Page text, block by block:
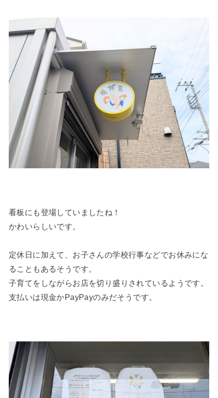
看板にも登場していましたね！
かわいらしいです。
定休日に加えて、お子さんの学校行事などでお休みにな
ることもあるそうです。
子育てをしながらお店を切り盛りされているようです。
支払いは現金かPayPayのみだそうです。